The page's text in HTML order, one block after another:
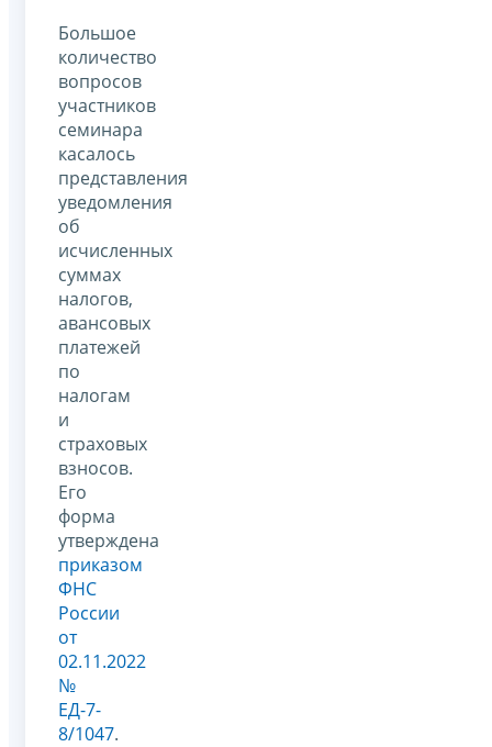
Большое
количество
вопросов
участников
семинара
касалось
представления
уведомления
об
исчисленных
суммах
налогов,
авансовых
платежей
по
налогам
и
страховых
взносов.
Его
форма
утверждена
приказом
ФНС
России
от
02.11.2022
№
ЕД-7-
8/1047.